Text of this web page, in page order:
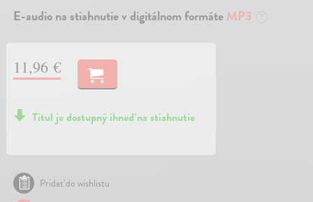
E-audio na stiahnutie v digitálnom formáteMP3
11,96 €
Titul je dostupný ihneď na stiahnutie
Pridať do wishlistu